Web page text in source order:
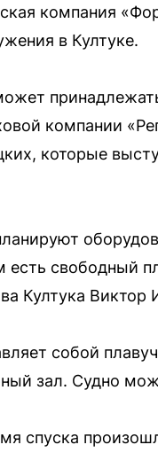
компания
в Култуке.
компании
которые
свободный
Култука Виктор
собой
зал. Судно
спуска